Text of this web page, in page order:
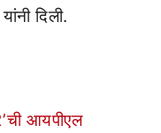
दिली.
आयपीएल